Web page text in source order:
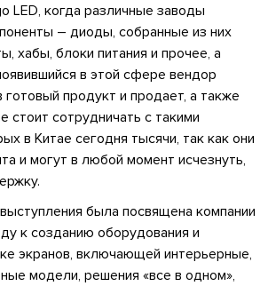
LED, когда различные заводы
– диоды, собранные из них
хабы, блоки питания и прочее, а
в этой сфере вендор
продукт и продает, а также
стоит сотрудничать с такими
в Китае сегодня тысячи, так как они
и могут в любой момент исчезнуть,
была посвящена компании
к созданию оборудования и
экранов, включающей интерьерные,
модели, решения «все в одном»,